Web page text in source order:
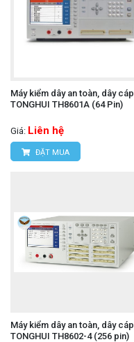
Máy kiểm dây an toàn, dây cáp
TONGHUI TH8601A (64 Pin)
Giá: Liên hệ
ĐẶT MUA
Máy kiểm dây an toàn, dây cáp
TONGHUI TH8602-4 (256 pin)